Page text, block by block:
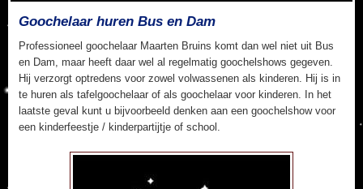
Goochelaar huren Bus en Dam
Professioneel goochelaar Maarten Bruins komt dan wel niet uit Bus
en Dam, maar heeft daar wel al regelmatig goochelshows gegeven.
Hij verzorgt optredens voor zowel volwassenen als kinderen. Hij is in
te huren als tafelgoochelaar of als goochelaar voor kinderen. In het
laatste geval kunt u bijvoorbeeld denken aan een goochelshow voor
een kinderfeestje / kinderpartijtje of school.